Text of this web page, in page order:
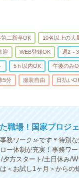
第二新卒OK 10名以上の大
迎 WEB登録OK 週2～
5ｈ以内OK 午後のみ
5分 服装自由 日払い
職場！国家プロジ
務ワーク≫です＊特別な
ー体制が充実！事務ワ
方スタート/土日休み/
＜お試し1ヶ月＞からの